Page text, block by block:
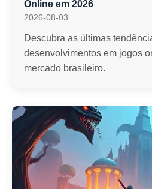
Online em 2026
2026-08-03
Descubra as últimas
desenvolvimentos em jogos
mercado brasileiro.